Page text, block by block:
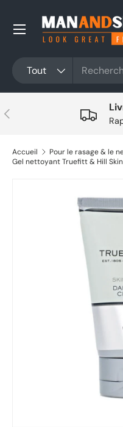
Aller au contenu
Tout
Précédent
Accueil
Pour le rasage & le
Gel nettoyant Truefitt & Hill
Aller directement